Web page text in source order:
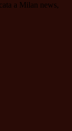
a Milan news,